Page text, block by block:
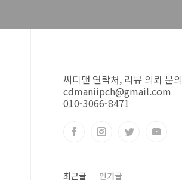
씨디맨 연락처, 리뷰 의뢰 문의
cdmaniipch@gmail.com
010-3066-8471
최근글 인기글